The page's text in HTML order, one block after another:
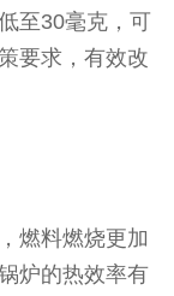
至30毫克，可
要求，有效改
燃料燃烧更加
炉的热效率有